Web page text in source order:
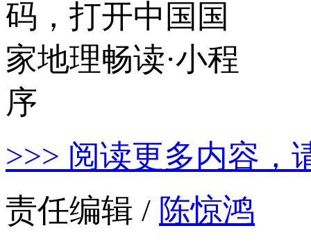
>>> 阅读更多内容，
责任编辑 / 陈惊鸿